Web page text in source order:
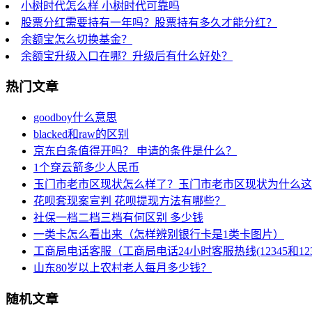
小树时代怎么样 小树时代可靠吗
股票分红需要持有一年吗？股票持有多久才能分红？
余额宝怎么切换基金？
余额宝升级入口在哪？升级后有什么好处？
热门文章
goodboy什么意思
blacked和raw的区别
京东白条值得开吗？ 申请的条件是什么？
1个穿云箭多少人民币
玉门市老市区现状怎么样了？玉门市老市区现状为什么这
花呗套现案宣判 花呗提现方法有哪些？
社保一档二档三档有何区别 多少钱
一类卡怎么看出来（怎样辨别银行卡是1类卡图片）
工商局电话客服（工商局电话24小时客服热线(12345和
山东80岁以上农村老人每月多少钱？
随机文章